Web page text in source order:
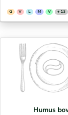
G V L M V + 13
Humus